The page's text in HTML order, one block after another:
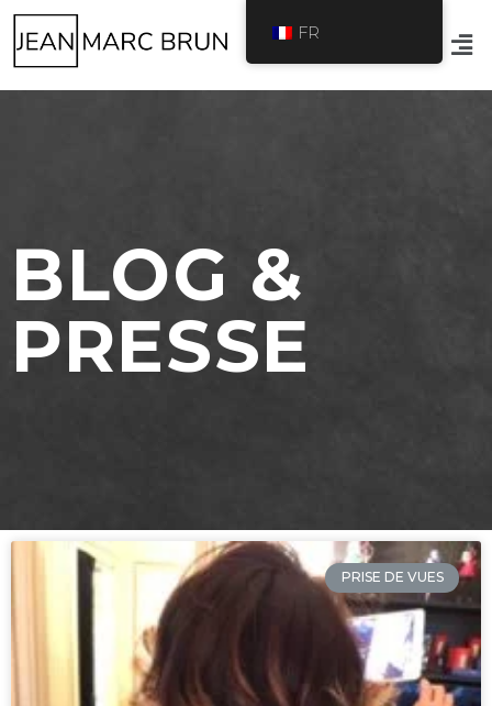
BLOG &
PRESSE
PRISE DE VUES
FR